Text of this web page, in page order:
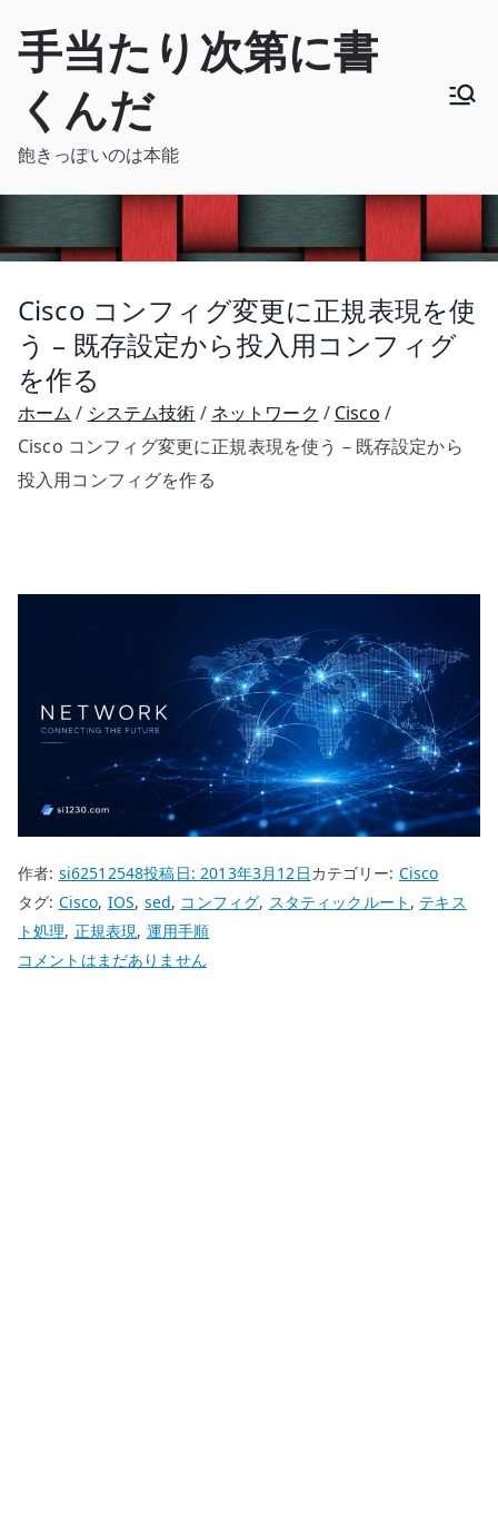
手当たり次第に書
くんだ
飽きっぽいのは本能
Cisco コンフィグ変更に正規表現を使
う – 既存設定から投入用コンフィグ
を作る
ホーム システム技術 ネットワーク
Cisco
Cisco コンフィグ変更に正規表現を使う – 既存設定から
投入用コンフィグを作る
作者: si62512548投稿日:2013年3月12日カテゴリー: Cisco
タグ: Cisco, IOS, sed, コンフィグ, スタティックルート , テキス
ト処理, 正規表現, 運用手順
Cisco
コメントはまだありません